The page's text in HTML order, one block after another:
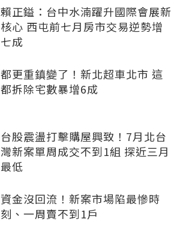
賴正鎰：台中水湳躍升國際會展新
核心 西屯前七月房市交易逆勢增
七成
都更重鎮變了！新北超車北市 這
都拆除宅數暴增6成
台股震盪打擊購屋興致！7月北台
灣新案單周成交不到1組 探近三月
最低
資金沒回流！新案市場陷最慘時
刻、一周賣不到1戶